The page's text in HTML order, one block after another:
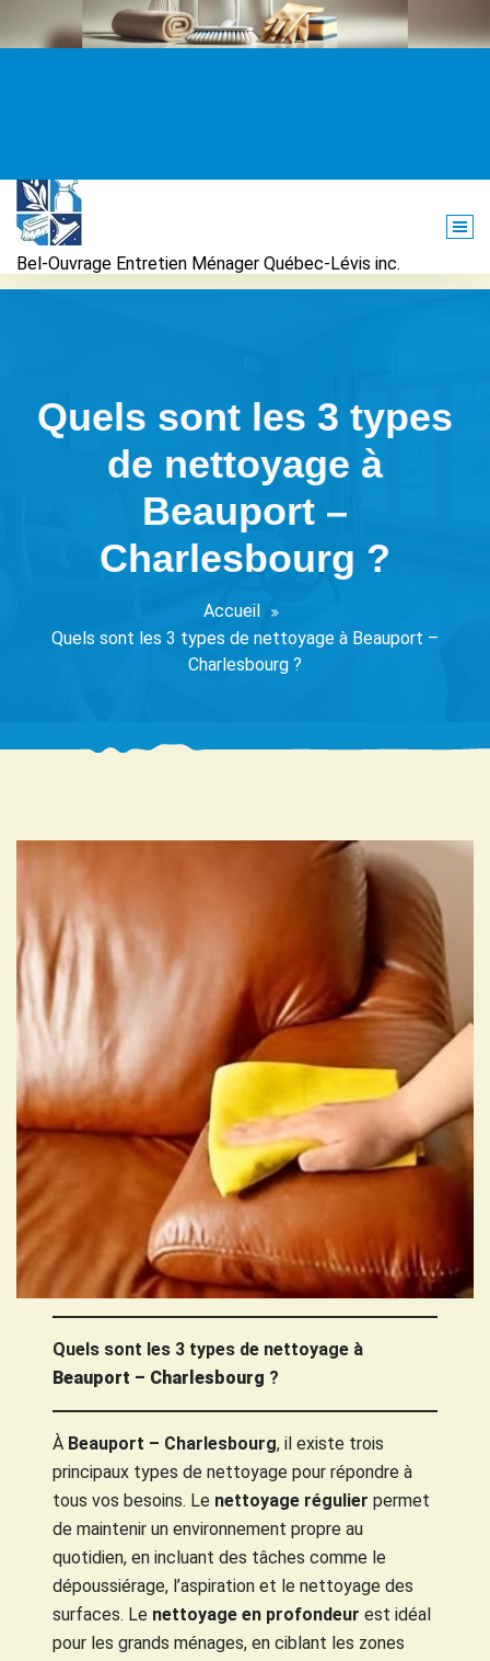
au
Bel-Ouvrage Entretien Ménager Québec-Lévis inc.
Quels sont les 3 types
de nettoyage à
Beauport –
Charlesbourg ?
Accueil
Quels sont les 3 types de nettoyage à Beauport –
Charlesbourg ?
Quels sont les 3 types de nettoyage à
Beauport – Charlesbourg ?
À Beauport – Charlesbourg, il existe trois
principaux types de nettoyage pour répondre à
tous vos besoins. Le nettoyage régulier permet
de maintenir un environnement propre au
quotidien, en incluant des tâches comme le
dépoussiérage, l’aspiration et le nettoyage des
surfaces. Le nettoyage en profondeur est idéal
pour les grands ménages, en ciblant les zones